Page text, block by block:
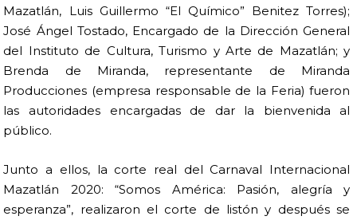
Mazatlán, Luis Guillermo “El Químico” Benitez Torres);
José Ángel Tostado, Encargado de la Dirección General
del Instituto de Cultura, Turismo y Arte de Mazatlán; y
Brenda de Miranda, representante de Miranda
Producciones (empresa responsable de la Feria) fueron
las autoridades encargadas de dar la bienvenida al
público.
Junto a ellos, la corte real del Carnaval Internacional
Mazatlán 2020: “Somos América: Pasión, alegría y
esperanza”, realizaron el corte de listón y después se